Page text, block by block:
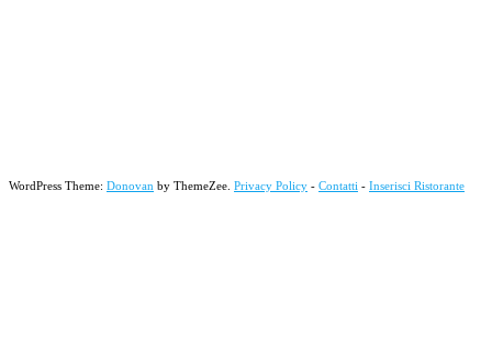
WordPress Theme: Donovan by ThemeZee. Privacy Policy - Contatti - Inserisci Ristorante